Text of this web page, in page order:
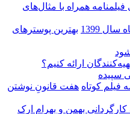
همراه با مثال‌های
بهترین پوسترهای
ارائه کنیم؟
سپیده
هفت قانونِ نوشتن